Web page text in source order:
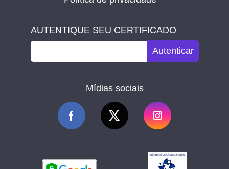
AUTENTIQUE SEU CERTIFICADO
Autenticar
Mídias sociais